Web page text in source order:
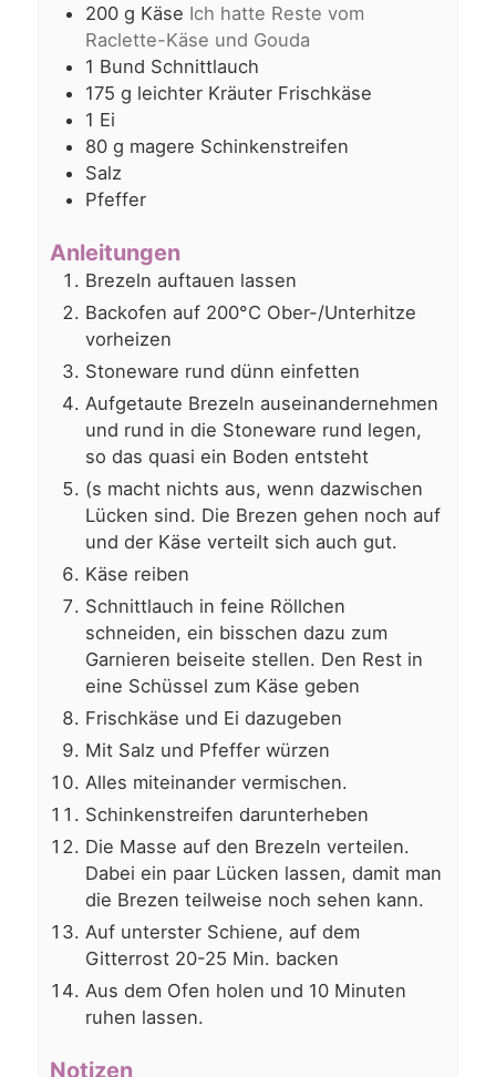
200 g Käse Ich hatte Reste vom
Raclette-Käse und Gouda
1 Bund Schnittlauch
175 g leichter Kräuter Frischkäse
1 Ei
80 g magere Schinkenstreifen
Salz
Pfeffer
Anleitungen
Brezeln auftauen lassen
Backofen auf 200°C Ober-/Unterhitze
vorheizen
Stoneware rund dünn einfetten
Aufgetaute Brezeln auseinandernehmen
und rund in die Stoneware rund legen,
so das quasi ein Boden entsteht
(s macht nichts aus, wenn dazwischen
Lücken sind. Die Brezen gehen noch auf
und der Käse verteilt sich auch gut.
Käse reiben
Schnittlauch in feine Röllchen
schneiden, ein bisschen dazu zum
Garnieren beiseite stellen. Den Rest in
eine Schüssel zum Käse geben
Frischkäse und Ei dazugeben
Mit Salz und Pfeffer würzen
Alles miteinander vermischen.
Schinkenstreifen darunterheben
Die Masse auf den Brezeln verteilen.
Dabei ein paar Lücken lassen, damit man
die Brezen teilweise noch sehen kann.
Auf unterster Schiene, auf dem
Gitterrost 20-25 Min. backen
Aus dem Ofen holen und 10 Minuten
ruhen lassen.
Notizen